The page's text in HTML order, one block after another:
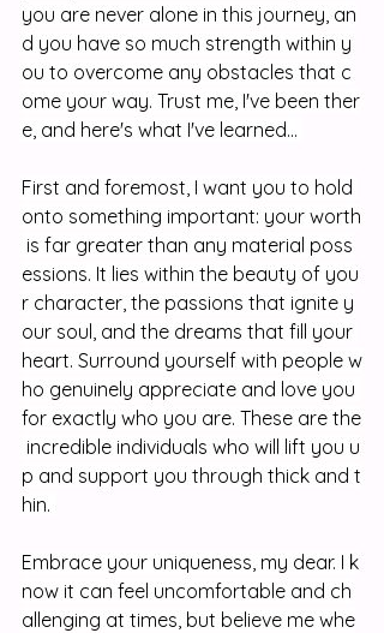
you are never alone in this journey, an
d you have so much strength within y
ou to overcome any obstacles that c
ome your way. Trust me, I've been ther
e, and here's what I've learned...
First and foremost, I want you to hold
onto something important: your worth
is far greater than any material poss
essions. It lies within the beauty of you
r character, the passions that ignite y
our soul, and the dreams that fill your
heart. Surround yourself with people w
ho genuinely appreciate and love you
for exactly who you are. These are the
incredible individuals who will lift you u
p and support you through thick and t
hin.
Embrace your uniqueness, my dear. I k
now it can feel uncomfortable and ch
allenging at times, but believe me whe